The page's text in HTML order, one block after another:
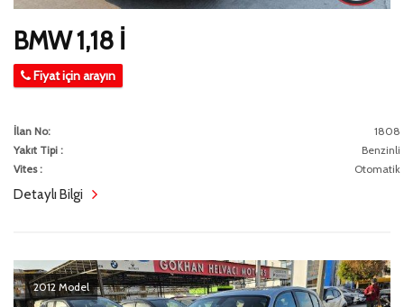
BMW 1,18 İ
Fiyat için arayın
İlan No:
1808
Yakıt Tipi :
Benzinli
Vites :
Otomatik
Detaylı Bilgi
2012 Model